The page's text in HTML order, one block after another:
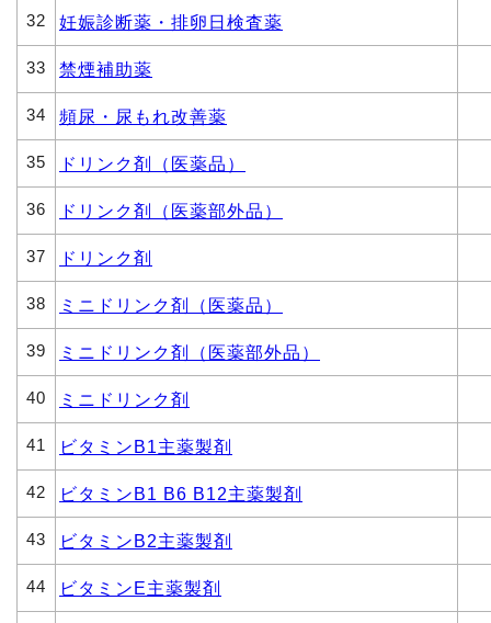
32 妊娠診断薬・排卵日検査薬
33 禁煙補助薬
34 頻尿・尿もれ改善薬
35 ドリンク剤（医薬品）
36 ドリンク剤（医薬部外品）
37 ドリンク剤
38 ミニドリンク剤（医薬品）
39 ミニドリンク剤（医薬部外品）
40 ミニドリンク剤
41 ビタミンB1主薬製剤
42 ビタミンB1 B6 B12主薬製剤
43 ビタミンB2主薬製剤
44 ビタミンE主薬製剤